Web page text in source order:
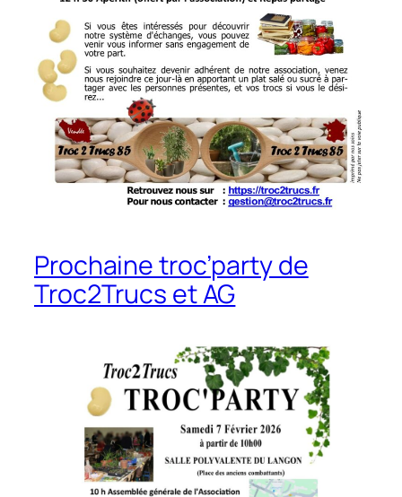
Prochaine troc’party de
Troc2Trucs et AG